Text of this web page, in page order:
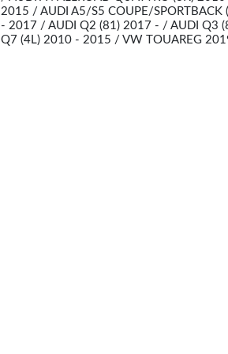
2015 / AUDI A5/S5 COUPE/
- 2017 / AUDI Q2 (81) 2017 - / AUDI Q3
Q7 (4L) 2010 - 2015 / VW TOUAREG